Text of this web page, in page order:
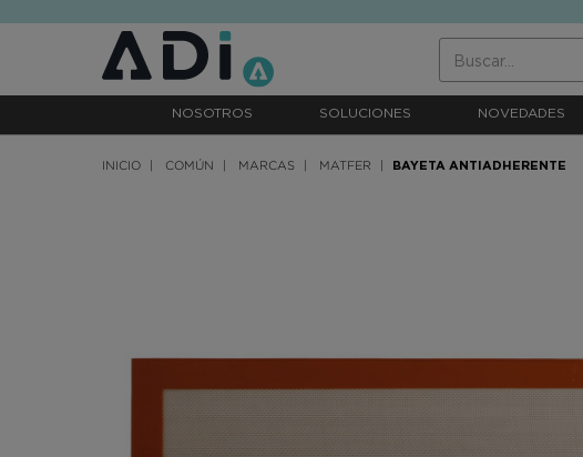
NOSOTROS SOLUCIONES NOVEDADES
INICIO COMÚN MARCAS MATFER BAYETA ANTIADHERENTE